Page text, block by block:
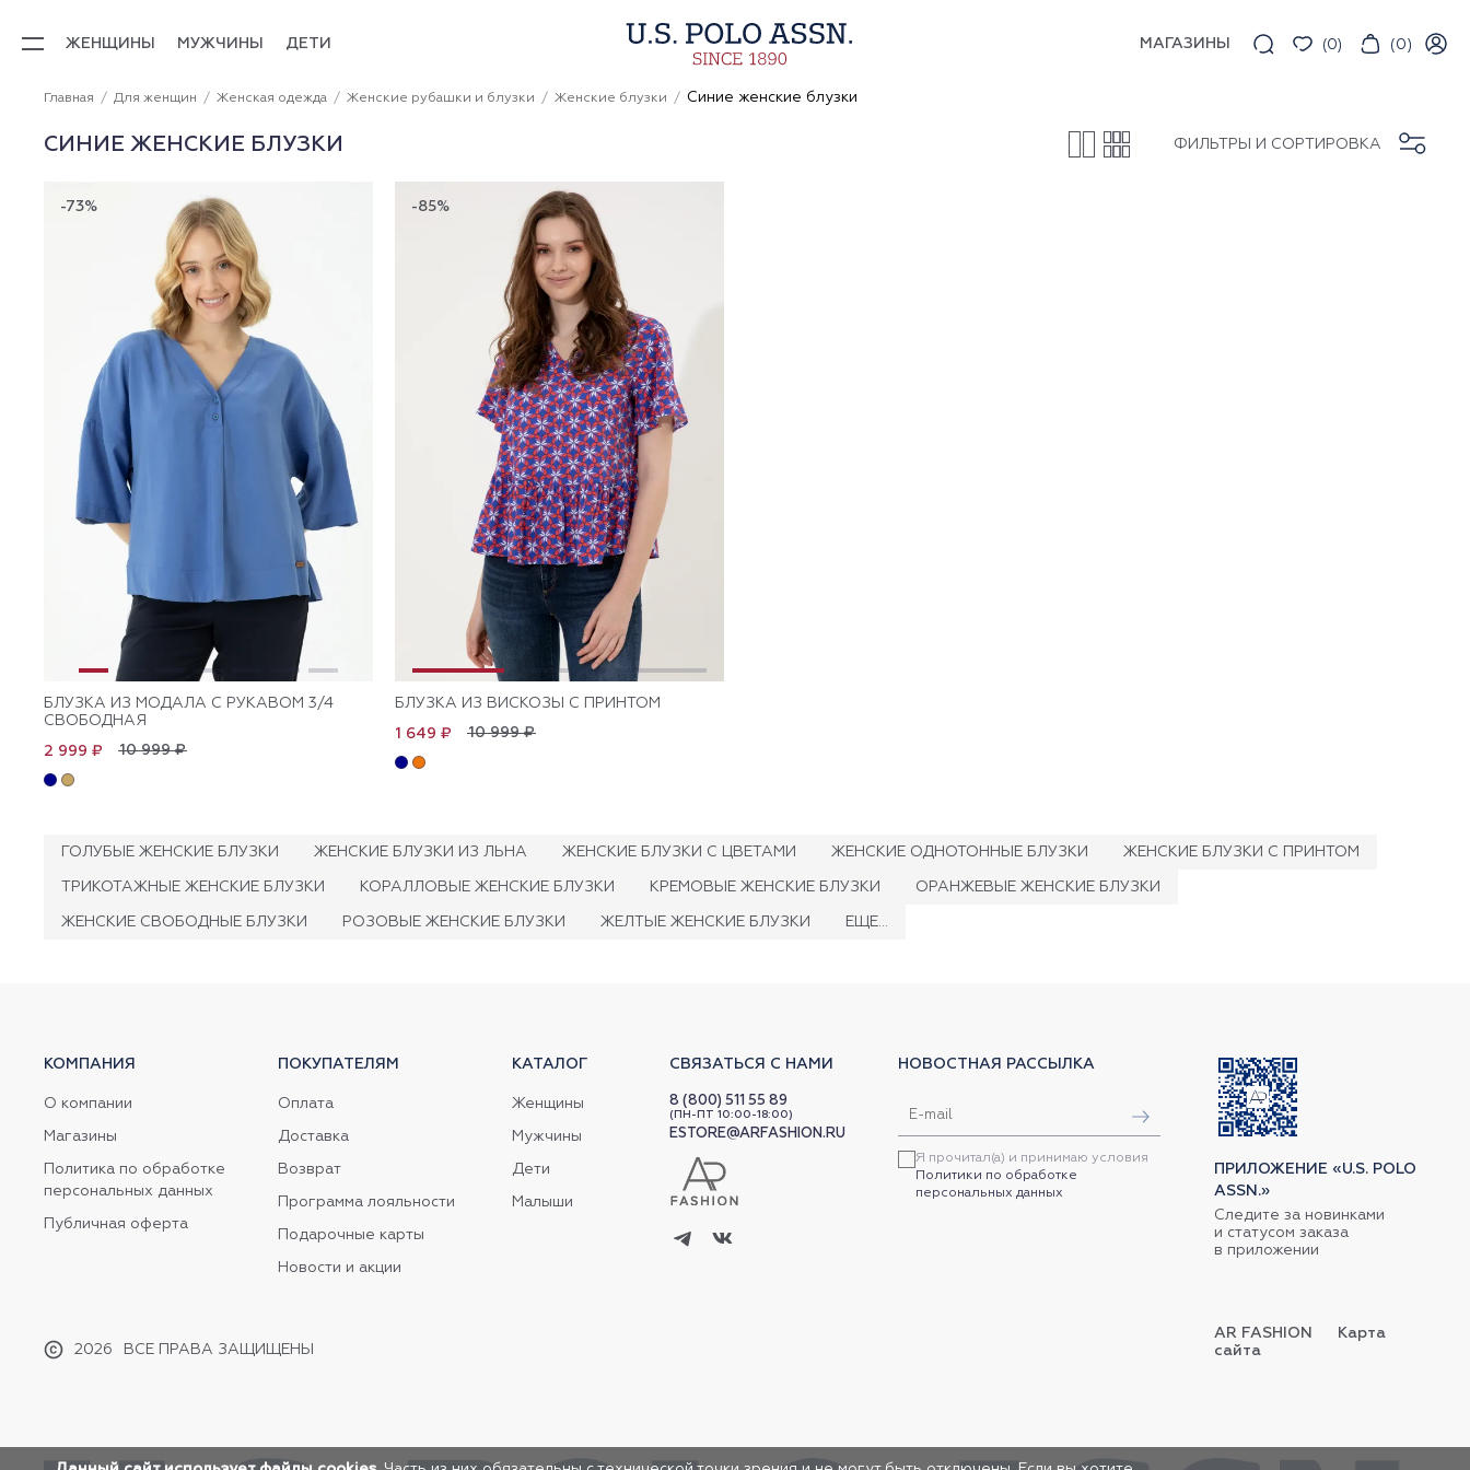
ЖЕНЩИНЫ МУЖЧИНЫ ДЕТИ МАГАЗИНЫ (0) (0)
Главная Для женщин Женская одежда Женские рубашки и блузки Женские блузки Синие женские блузки
СИНИЕ ЖЕНСКИЕ БЛУЗКИ ФИЛЬТРЫ И СОРТИРОВКА
-73%
БЛУЗКА ИЗ МОДАЛА C РУКАВОМ 3/4
СВОБОДНАЯ
10 999 ₽
2 999 ₽
-85%
БЛУЗКА ИЗ ВИСКОЗЫ С ПРИНТОМ
10 999 ₽
1 649 ₽
ГОЛУБЫЕ ЖЕНСКИЕ БЛУЗКИ ЖЕНСКИЕ БЛУЗКИ ИЗ ЛЬНА ЖЕНСКИЕ БЛУЗКИ С ЦВЕТАМИ ЖЕНСКИЕ ОДНОТОННЫЕ БЛУЗКИ ЖЕНСКИЕ БЛУЗКИ С ПРИНТОМ
ТРИКОТАЖНЫЕ ЖЕНСКИЕ БЛУЗКИ КОРАЛЛОВЫЕ ЖЕНСКИЕ БЛУЗКИ КРЕМОВЫЕ ЖЕНСКИЕ БЛУЗКИ ОРАНЖЕВЫЕ ЖЕНСКИЕ БЛУЗКИ
ЖЕНСКИЕ СВОБОДНЫЕ БЛУЗКИ РОЗОВЫЕ ЖЕНСКИЕ БЛУЗКИ ЖЕЛТЫЕ ЖЕНСКИЕ БЛУЗКИ ЕЩЕ...
КОМПАНИЯ
О компании
Магазины
Политика по обработке
персональных данных
Публичная оферта
2026 ВСЕ ПРАВА ЗАЩИЩЕНЫ
ПОКУПАТЕЛЯМ
Оплата
Доставка
Возврат
Программа лояльности
Подарочные карты
Новости и акции
КАТАЛОГ
Женщины
Мужчины
Дети
Малыши
СВЯЗАТЬСЯ С НАМИ
8 (800) 511 55 89
(ПН-ПТ 10:00-18:00)
ESTORE@ARFASHION.RU
НОВОСТНАЯ РАССЫЛКА
Я прочитал(а) и принимаю условия
Политики по обработке
персональных данных
ПРИЛОЖЕНИЕ «U.S. POLO
ASSN.»
Следите за новинками
и статусом заказа
в приложении
AR FASHION
Карта
сайта